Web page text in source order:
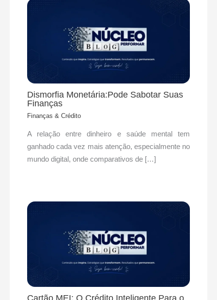
Dismorfia Monetária:Pode Sabotar Suas
Finanças
Finanças & Crédito
A relação entre dinheiro e saúde mental tem
ganhado cada vez mais atenção, especialmente no
mundo digital, onde comparativos de […]